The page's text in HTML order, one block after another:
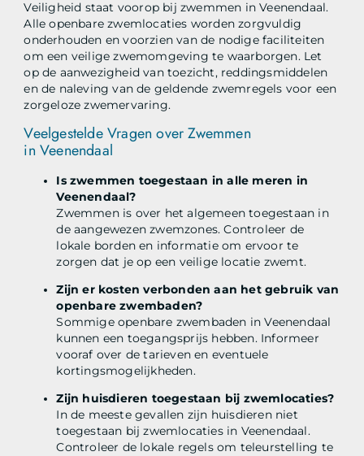
Veiligheid staat voorop bij zwemmen in Veenendaal.
Alle openbare zwemlocaties worden zorgvuldig
onderhouden en voorzien van de nodige faciliteiten
om een veilige zwemomgeving te waarborgen. Let
op de aanwezigheid van toezicht, reddingsmiddelen
en de naleving van de geldende zwemregels voor een
zorgeloze zwemervaring.
Veelgestelde Vragen over Zwemmen
in Veenendaal
Is zwemmen toegestaan in alle meren in
Veenendaal?
Zwemmen is over het algemeen toegestaan in
de aangewezen zwemzones. Controleer de
lokale borden en informatie om ervoor te
zorgen dat je op een veilige locatie zwemt.
Zijn er kosten verbonden aan het gebruik van
openbare zwembaden?
Sommige openbare zwembaden in Veenendaal
kunnen een toegangsprijs hebben. Informeer
vooraf over de tarieven en eventuele
kortingsmogelijkheden.
Zijn huisdieren toegestaan bij zwemlocaties?
In de meeste gevallen zijn huisdieren niet
toegestaan bij zwemlocaties in Veenendaal.
Controleer de lokale regels om teleurstelling te